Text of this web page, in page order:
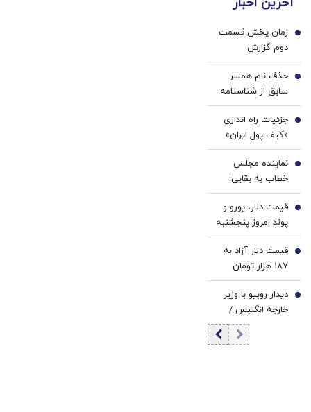
معلوم الحال
برخورد کند/
مشام می‌رسد
زمان پخش قسمت
دوم گزارش
پزشکیان اعلام شد
1
حذف نام همسر
سابق از شناسنامه
امکان پذیر شد +
جزئیات و شرایط
2
جزئیات راه اندازی
«کیف پول ایران»
اعلام شد
3
نماینده مجلس
خطاب به بقایی:
شما سخنگو
هستید، نه
سخن‌نگو!
4
قیمت دلار، یورو و
پوند امروز پنجشنبه
۱۵ مرداد 1405/
کاهش قیمت دلار و
یورو
5
قیمت دلار آزاد به
187 هزار تومان
رسید
6
دیدار روبیو با وزیر
خارجه انگلیس /
مذاکرات بر سر
تنگه هرمز به کجا
7